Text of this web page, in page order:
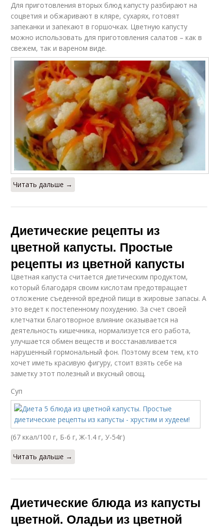
Для приготовления вторых блюд капусту разбирают на
соцветия и обжаривают в кляре, сухарях, готовят
запеканки и запекают в горшочках. Цветную капусту
можно использовать для приготовления салатов – как в
свежем, так и вареном виде.
Читать дальше →
Диетические рецепты из
цветной капусты. Простые
рецепты из цветной капусты
Цветная капуста считается диетическим продуктом,
который благодаря своим кислотам предотвращает
отложение съеденной вредной пищи в жировые запасы. А
это ведет к постепенному похудению. За счет своей
клетчатки благотворное влияние оказывается на
деятельность кишечника, нормализуется его работа,
улучшается обмен веществ и восстанавливается
нарушенный гормональный фон. Поэтому всем тем, кто
хочет иметь красивую фигуру, стоит взять себе на
заметку этот полезный и вкусный овощ.
Суп
(67 ккал/100 г, Б-6 г, Ж-1.4 г, У-54г)
Читать дальше →
Диетические блюда из капусты
цветной. Оладьи из цветной